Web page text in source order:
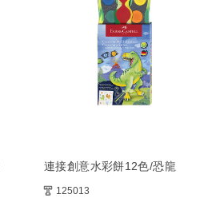
連接創意水彩餅12色/恐龍
125013